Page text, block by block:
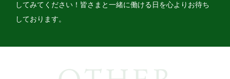
してみてください！皆さまと一緒に働ける日を心よりお待ち
しております。